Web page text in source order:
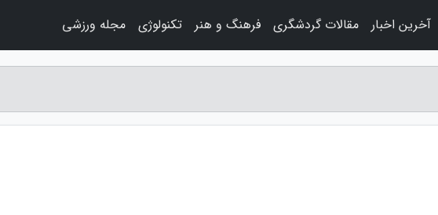
آخرین اخبار مقالات گردشگری فرهنگ و هنر تکنولوژی مجله ورزشی